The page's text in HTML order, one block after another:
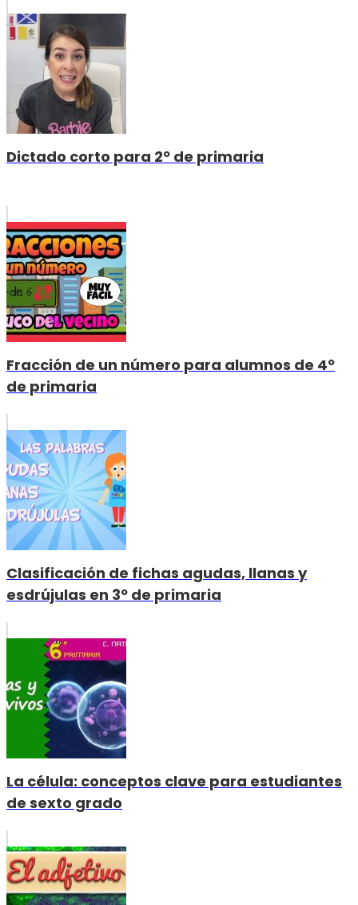
Dictado corto para 2º de primaria
Fracción de un número para alumnos de 4º
de primaria
Clasificación de fichas agudas, llanas y
esdrújulas en 3º de primaria
La célula: conceptos clave para estudiantes
de sexto grado